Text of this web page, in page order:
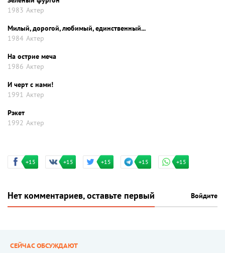
1983 Актер
Милый, дорогой, любимый, единственный...
1984 Актер
На острие меча
1986 Актер
И черт с нами!
1991 Актер
Рэкет
1992 Актер
+15 +15 +15 +15 +15
Нет комментариев, оставьте первый Войдите
СЕЙЧАС ОБСУЖДАЮТ